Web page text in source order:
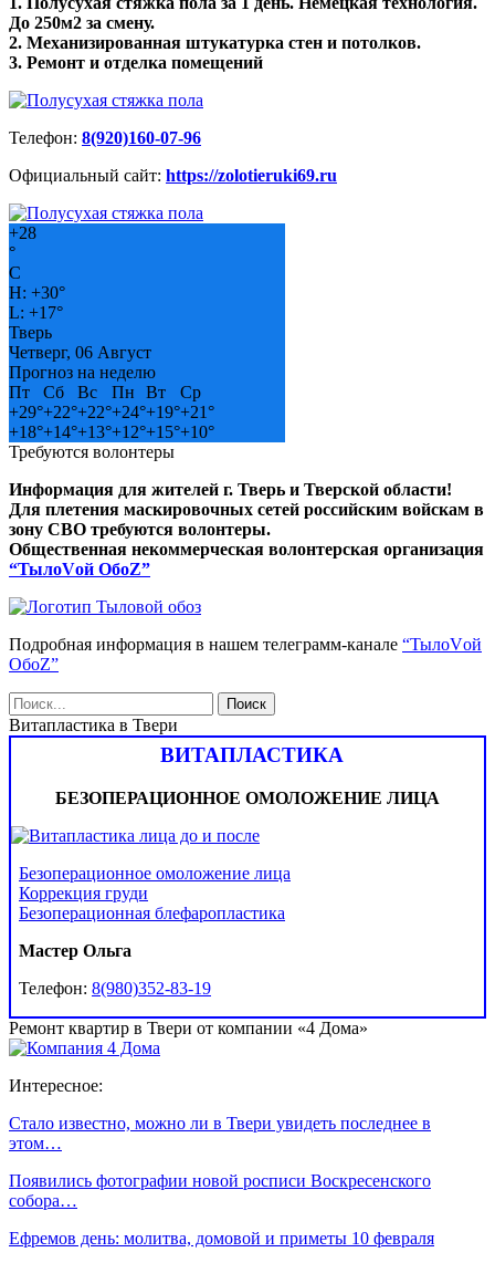
До 250м2 за смену.
2. Механизированная штукатурка стен и потолков.
3. Ремонт и отделка помещений
Телефон: 8(920)160-07-96
Официальный сайт: https://zolotieruki69.ru
+28
°
C
H: +30°
L: +17°
Тверь
Четверг, 06 Август
Прогноз на неделю
Пт
Сб Вс Пн Вт
Ср
+29°+22°+22°+24°+19°+21°
+18°+14°+13°+12°+15°+10°
Требуются волонтеры
Информация для жителей г. Тверь и Тверской области!
Для плетения маскировочных сетей российским войскам в
зону СВО требуются волонтеры.
Общественная некоммерческая волонтерская организация
“ТылоVой ОбоZ”
Подробная информация в нашем телеграмм-канале “ТылоVой
ОбоZ”
Витапластика в Твери
ВИТАПЛАСТИКА
БЕЗОПЕРАЦИОННОЕ ОМОЛОЖЕНИЕ ЛИЦА
Безоперационное омоложение лица
Коррекция груди
Безоперационная блефаропластика
Мастер Ольга
Телефон: 8(980)352-83-19
Ремонт квартир в Твери от компании «4 Дома»
Интересное:
Стало известно, можно ли в Твери увидеть последнее в
этом…
Появились фотографии новой росписи Воскресенского
собора…
Ефремов день: молитва, домовой и приметы 10 февраля